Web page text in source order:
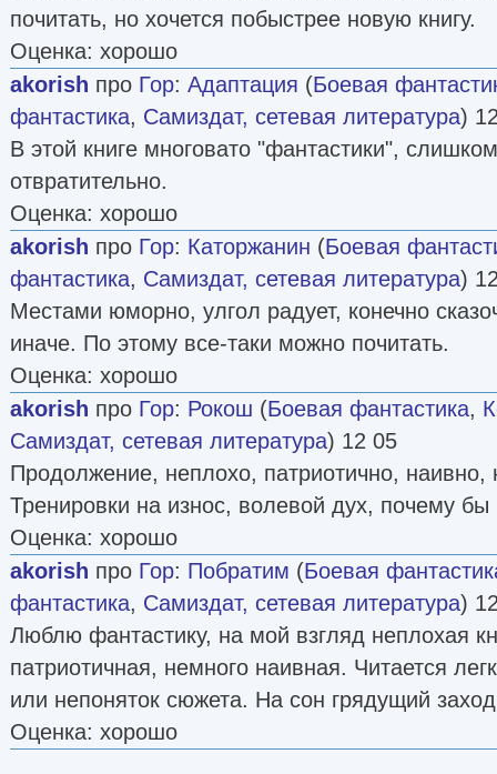
почитать, но хочется побыстрее новую книгу.
Оценка: хорошо
akorish про Гор: Адаптация (Боевая
фантастика, Самиздат, сетевая литература)
В этой книге многовато "фантастики",
отвратительно.
Оценка: хорошо
akorish про Гор: Каторжанин (Боевая
фантастика, Самиздат, сетевая литература)
Местами юморно, улгол радует, конечно
иначе. По этому все-таки можно почитать.
Оценка: хорошо
akorish про Гор: Рокош (Боевая фантастика,
Самиздат, сетевая литература) 12 05
Продолжение, неплохо, патриотично, наивно,
Тренировки на износ, волевой дух, почему бы
Оценка: хорошо
akorish про Гор: Побратим (Боевая
фантастика, Самиздат, сетевая литература)
Люблю фантастику, на мой взгляд неплохая
патриотичная, немного наивная. Читается
или непоняток сюжета. На сон грядущий
Оценка: хорошо